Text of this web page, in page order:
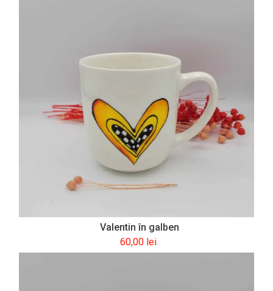
Valentin în galben
60,00 lei